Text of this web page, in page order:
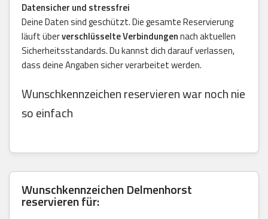
Datensicher und stressfrei
Deine Daten sind geschützt. Die gesamte Reservierung
läuft überverschlüsselte Verbindungennach aktuellen
Sicherheitsstandards. Du kannst dich darauf verlassen,
dass deine Angaben sicher verarbeitet werden.
Wunschkennzeichen reservieren war noch nie
so einfach
WunschkennzeichenDelmenhorst
reservieren für: